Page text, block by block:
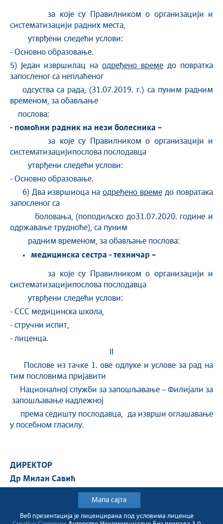
за које су Правилником о организацији и
систематизацији радних места,
утврђени следећи услови:
- Основно образовање.
5) Један извршилац на одређено време до повратка
запосленог са неплаћеног
одсуства са рада, (31.07.2019. г.) са пуним радним
временом, за обављање
послова:
- помоћни радник на нези болесника –
за које су Правилником о организацији и
систематизацијипослова послодавца
утврђени следећи услови:
- Основно образовање.
6) Два извршиоца наодређено време до повратака
запосленог са
боловања, (поподиљско до31.07.2020. године и
одржавање трудноће), са пуним
радним временом, за обављање послова:
медицинска сестра - техничар –
за које су Правилником о организацији и
систематизацијипослова послодавца
утврђени следећи услови:
- ССС медицинска школа,
- стручни испит,
- лиценца.
Послове из тачке 1. ове одлуке и услове за рад на
тим пословима пријавити
Националној служби за запошљавање – Филијали за
запошљавање надлежној
према седишту послодавца, да изврши оглашавање
у посебном гласилу.
ДИРЕКТОР
Др Милан Савић
Мапа сајта
Веб презентација jе лиценциранa под условима лиценце